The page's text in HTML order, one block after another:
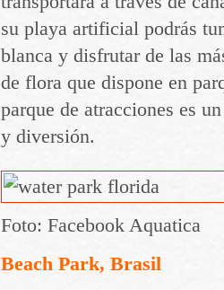
su playa artificial podrás
blanca y disfrutar de las
de flora que dispone en
parque de atracciones es
y diversión.
Foto: Facebook Aquatica
Beach Park, Brasil